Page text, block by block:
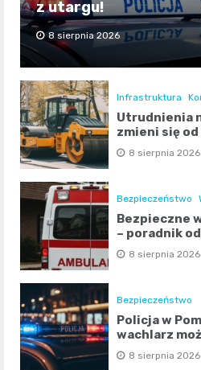
z utargu!
8 sierpnia 2026
Infrastruktura
Utrudnienia
zmieni się
8 sierpnia 2026
Bezpieczeństwo
Bezpieczne
– poradnik
8 sierpnia 2026
Bezpieczeństwo
Policja w
wachlarz
8 sierpnia 2026